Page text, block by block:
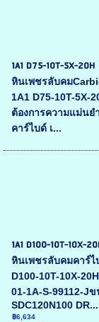
1A1 D75-10T-5X-
หินเพชรลับคม
1A1 D75-10T-5X-
ต้องการความแม่นย
คาร์ไบด์ เ...
1A1 D100-10T-10X-
หินเพชรลับคมคาร์ไ
D100-10T-10X-
01-1A-S-99112-J
SDC120N100 DR...
฿6,634